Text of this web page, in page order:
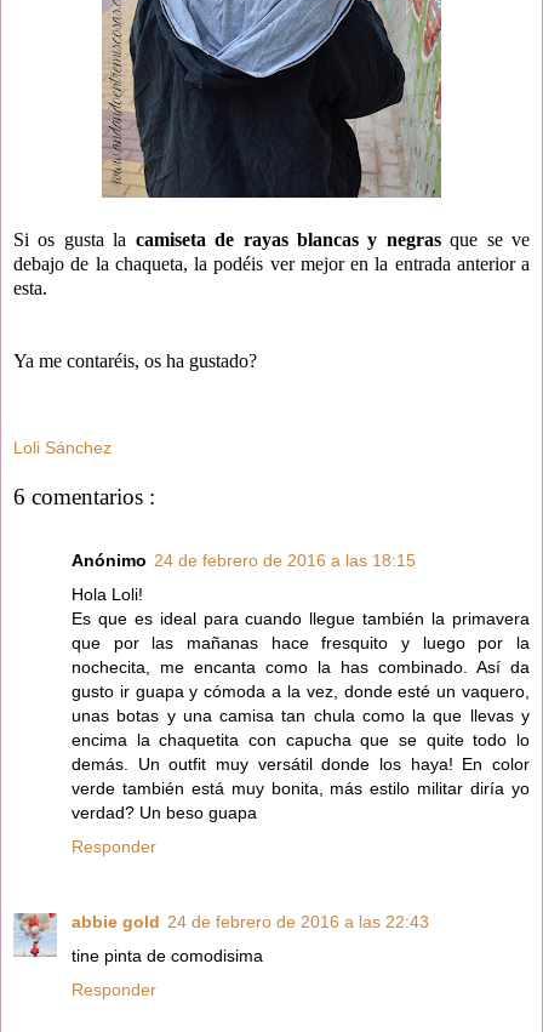
Si os gusta la camiseta de rayas blancas y negrasque se ve
debajo de la chaqueta, la podéis ver mejor en la entrada anterior a
esta.
Ya me contaréis, os ha gustado?
Loli Sánchez
6 comentarios :
Anónimo 24 de febrero de 2016 a las 18:15
Hola Loli!
Es que es ideal para cuando llegue también la primavera
que por las mañanas hace fresquito y luego por la
nochecita, me encanta como la has combinado. Así da
gusto ir guapa y cómoda a la vez, donde esté un vaquero,
unas botas y una camisa tan chula como la que llevas y
encima la chaquetita con capucha que se quite todo lo
demás. Un outfit muy versátil donde los haya! En color
verde también está muy bonita, más estilo militar diría yo
verdad? Un beso guapa
Responder
abbie gold 24 de febrero de 2016 a las 22:43
tine pinta de comodisima
Responder